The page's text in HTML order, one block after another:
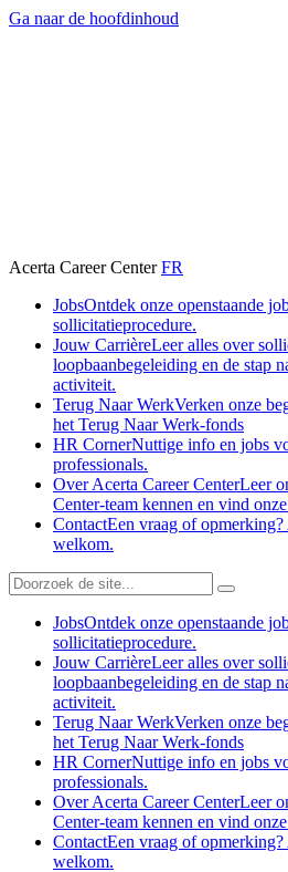
Ga naar de hoofdinhoud
Acerta Career Center FR
JobsOntdek onze openstaande
sollicitatieprocedure.
Jouw CarrièreLeer alles over
loopbaanbegeleiding en de stap
activiteit.
Terug Naar WerkVerken onze
het Terug Naar Werk-fonds
HR CornerNuttige info en jobs
professionals.
Over Acerta Career CenterLeer
Center-team kennen en vind
ContactEen vraag of
welkom.
JobsOntdek onze openstaande
sollicitatieprocedure.
Jouw CarrièreLeer alles over
loopbaanbegeleiding en de stap
activiteit.
Terug Naar WerkVerken onze
het Terug Naar Werk-fonds
HR CornerNuttige info en jobs
professionals.
Over Acerta Career CenterLeer
Center-team kennen en vind
ContactEen vraag of
welkom.